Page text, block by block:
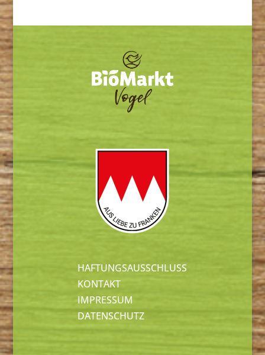
HAFTUNGSAUSSCHLUSS
KONTAKT
IMPRESSUM
DATENSCHUTZ